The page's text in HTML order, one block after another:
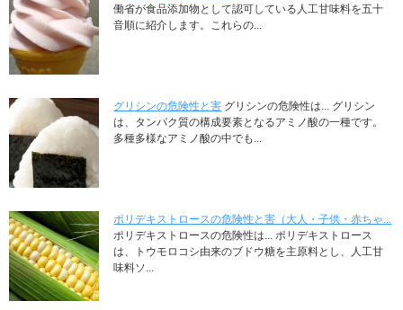
働省が食品添加物として認可している人工甘味料を五十
音順に紹介します。これらの...
グリシンの危険性と害 グリシンの危険性は... グリシン
は、タンパク質の構成要素となるアミノ酸の一種です。
多種多様なアミノ酸の中でも...
ポリデキストロースの危険性と害（大人・子供・赤ちゃ...
ポリデキストロースの危険性は... ポリデキストロース
は、トウモロコシ由来のブドウ糖を主原料とし、人工甘
味料ソ...